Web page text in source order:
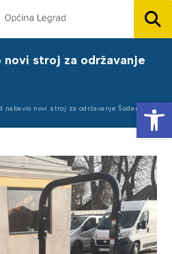
novi stroj za održavanje
nabavio novi stroj za održavanje Šoderice